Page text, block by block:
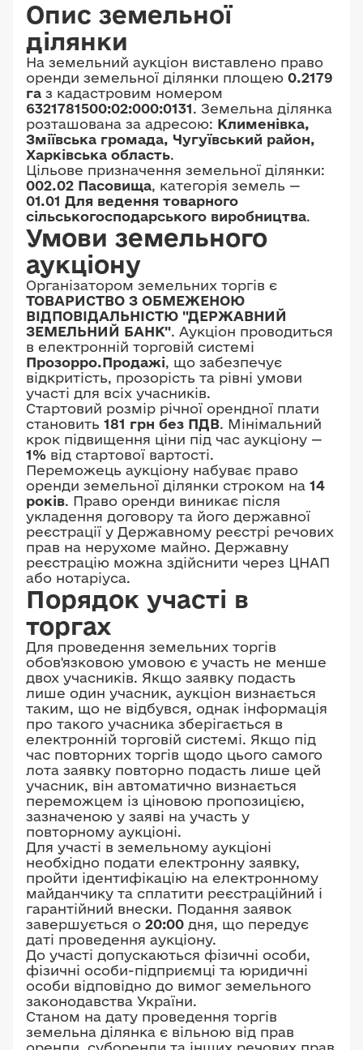
Опис земельної
ділянки
На земельний аукціон виставлено право
оренди земельної ділянки площею 0.2179
га з кадастровим номером
6321781500:02:000:0131. Земельна ділянка
розташована за адресою: Клименівка,
Зміївська громада, Чугуївський район,
Харківська область.
Цільове призначення земельної ділянки:
002.02 Пасовища, категорія земель —
01.01 Для ведення товарного
сільськогосподарського виробництва.
Умови земельного
аукціону
Організатором земельних торгів є
ТОВАРИСТВО З ОБМЕЖЕНОЮ
ВІДПОВІДАЛЬНІСТЮ "ДЕРЖАВНИЙ
ЗЕМЕЛЬНИЙ БАНК". Аукціон проводиться
в електронній торговій системі
Прозорро.Продажі, що забезпечує
відкритість, прозорість та рівні умови
участі для всіх учасників.
Стартовий розмір річної орендної плати
становить 181 грн без ПДВ. Мінімальний
крок підвищення ціни під час аукціону —
1% від стартової вартості.
Переможець аукціону набуває право
оренди земельної ділянки строком на 14
років. Право оренди виникає після
укладення договору та його державної
реєстрації у Державному реєстрі речових
прав на нерухоме майно. Державну
реєстрацію можна здійснити через ЦНАП
або нотаріуса.
Порядок участі в
торгах
Для проведення земельних торгів
обов'язковою умовою є участь не менше
двох учасників. Якщо заявку подасть
лише один учасник, аукціон визнається
таким, що не відбувся, однак інформація
про такого учасника зберігається в
електронній торговій системі. Якщо під
час повторних торгів щодо цього самого
лота заявку повторно подасть лише цей
учасник, він автоматично визнається
переможцем із ціновою пропозицією,
зазначеною у заяві на участь у
повторному аукціоні.
Для участі в земельному аукціоні
необхідно подати електронну заявку,
пройти ідентифікацію на електронному
майданчику та сплатити реєстраційний і
гарантійний внески. Подання заявок
завершується о 20:00 дня, що передує
даті проведення аукціону.
До участі допускаються фізичні особи,
фізичні особи-підприємці та юридичні
особи відповідно до вимог земельного
законодавства України.
Станом на дату проведення торгів
земельна ділянка є вільною від прав